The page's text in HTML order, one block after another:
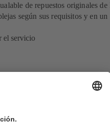
de repuestos originales
según sus requisitos y en un
el servicio